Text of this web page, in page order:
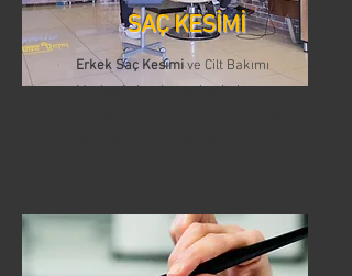
SAÇ KESİMİ
Erkek Saç Kesimive Cilt Bakımı
Merkezi olarak, saç kesimi